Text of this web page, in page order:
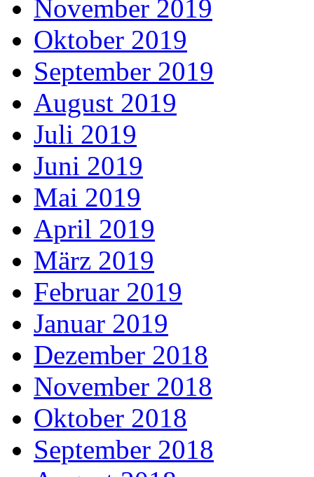
November 2019
Oktober 2019
September 2019
August 2019
Juli 2019
Juni 2019
Mai 2019
April 2019
März 2019
Februar 2019
Januar 2019
Dezember 2018
November 2018
Oktober 2018
September 2018